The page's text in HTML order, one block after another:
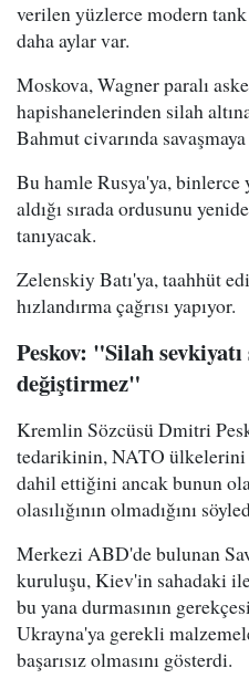
verilen yüzlerce modern tank
daha aylar var.
Moskova, Wagner paralı
hapishanelerinden silah
Bahmut civarında
Bu hamle Rusya'ya, binlerce
aldığı sırada ordusunu
tanıyacak.
Zelenskiy Batı'ya, taahhüt
hızlandırma çağrısı yapıyor.
Peskov: "Silah
değiştirmez"
Kremlin Sözcüsü Dmitri
tedarikinin, NATO ülkelerini
dahil ettiğini ancak bunun
olasılığının olmadığını
Merkezi ABD'de bulunan
kuruluşu, Kiev'in sahadaki
bu yana durmasının
Ukrayna'ya gerekli
başarısız olmasını gösterdi.